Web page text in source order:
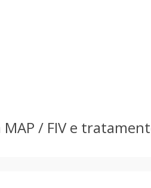
MAP / FIV e